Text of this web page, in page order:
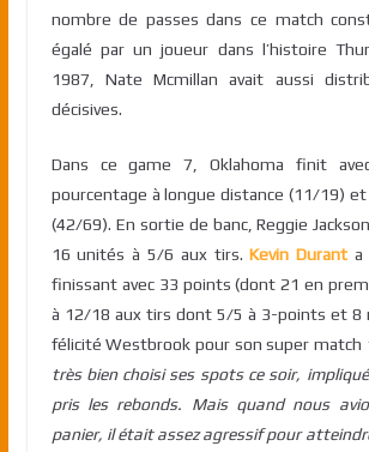
nombre de passes dans ce match
égalé par un joueur dans l’histoire
1987, Nate Mcmillan avait aussi
décisives.
Dans ce game 7, Oklahoma finit
pourcentage à longue distance (11/19)
(42/69). En sortie de banc, Reggie
16 unités à 5/6 aux tirs.Kevin Durant a
finissant avec 33 points (dont 21 en
à 12/18 aux tirs dont 5/5 à 3-points et 8
félicité Westbrook pour son super match
très bien choisi ses spots ce soir,
pris les rebonds. Mais quand nous
panier, il était assez agressif pour